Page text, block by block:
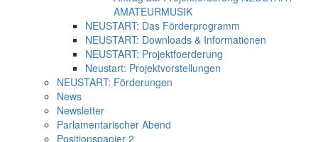
AMATEURMUSIK
NEUSTART: Das Förderprogramm
NEUSTART: Downloads & Informationen
NEUSTART: Projektfoerderung
Neustart: Projektvorstellungen
NEUSTART: Förderungen
News
Newsletter
Parlamentarischer Abend
Positionspapier 2